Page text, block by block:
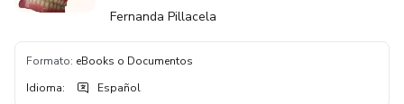
Fernanda Pillacela
Formato: eBooks o Documentos
Idioma: Español